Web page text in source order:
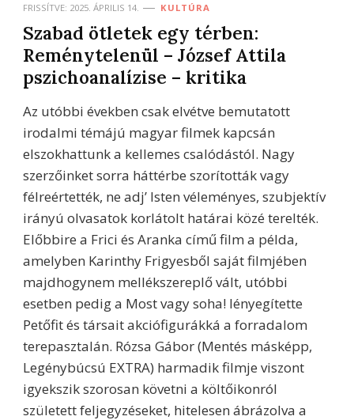
FRISSÍTVE: 2025. ÁPRILIS 14. KULTÚRA
Szabad ötletek egy térben:
Reménytelenül – József Attila
pszichoanalízise – kritika
Az utóbbi években csak elvétve bemutatott
irodalmi témájú magyar filmek kapcsán
elszokhattunk a kellemes csalódástól. Nagy
szerzőinket sorra háttérbe szorították vagy
félreértették, ne adj’ Isten véleményes, szubjektív
irányú olvasatok korlátolt határai közé terelték.
Előbbire a Frici és Aranka című film a példa,
amelyben Karinthy Frigyesből saját filmjében
majdhogynem mellékszereplő vált, utóbbi
esetben pedig a Most vagy soha! lényegítette
Petőfit és társait akciófigurákká a forradalom
terepasztalán. Rózsa Gábor (Mentés másképp,
Legénybúcsú EXTRA) harmadik filmje viszont
igyekszik szorosan követni a költőikonról
született feljegyzéseket, hitelesen ábrázolva a